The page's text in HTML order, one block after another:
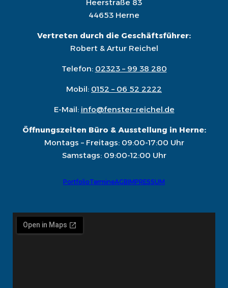
Heerstraße 83
44653 Herne
Vertreten durch die Geschäftsführer:
Robert & Artur Reichel
Telefon: 02323 – 99 38 280
Mobil: 0152 – 06 52 2222
E-Mail: info@fenster-reichel.de
Öffnungszeiten Büro & Ausstellung in Herne:
Montags – Freitags: 09:00-17:00 Uhr
Samstags: 09:00-12:00 Uhr
PortfolioTermineAGBIMPRESSUM